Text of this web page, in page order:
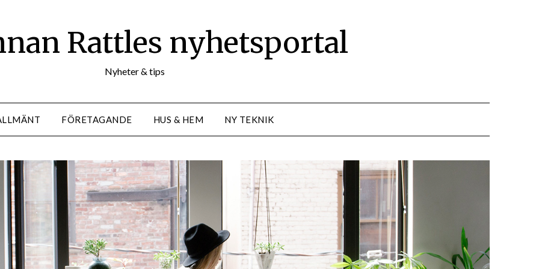
Rattles nyhetsportal
Nyheter & tips
FÖRETAGANDE HUS & HEM NY TEKNIK